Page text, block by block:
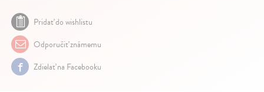
Pridať do wishlistu
Odporučiť známemu
Zdielať na Facebooku